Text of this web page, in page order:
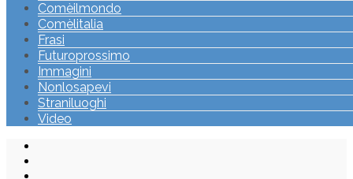
Comèilmondo
Comèlitalia
Frasi
Futuroprossimo
Immagini
Nonlosapevi
Straniluoghi
Video